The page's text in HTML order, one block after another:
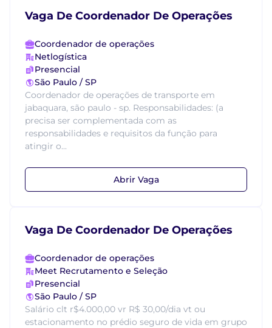
Vaga De Coordenador De Operações
Coordenador de operações
Netlogística
Presencial
São Paulo / SP
Coordenador de operações de transporte em
jabaquara, são paulo - sp. Responsabilidades: (a
precisa ser complementada com as
responsabilidades e requisitos da função para
atingir o...
Abrir Vaga
Vaga De Coordenador De Operações
Coordenador de operações
Meet Recrutamento e Seleção
Presencial
São Paulo / SP
Salário clt r$4.000,00 vr R$ 30,00/dia vt ou
estacionamento no prédio seguro de vida em grupo